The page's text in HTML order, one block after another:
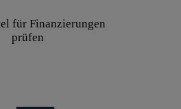
für Finanzierungen
prüfen